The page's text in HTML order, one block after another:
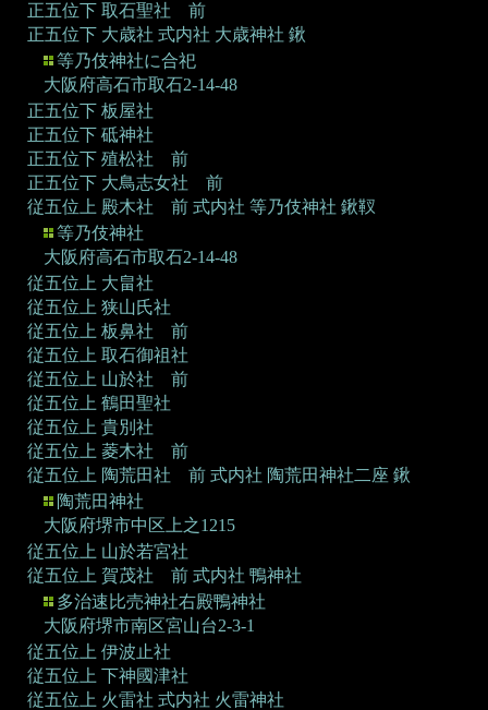
正五位下 取石聖社 前
正五位下 大歳社 式内社 大歳神社 鍬
等乃伎神社に合祀
大阪府高石市取石2-14-48
正五位下 板屋社
正五位下 砥神社
正五位下 殖松社 前
正五位下 大鳥志女社 前
従五位上 殿木社 前 式内社 等乃伎神社 鍬靫
等乃伎神社
大阪府高石市取石2-14-48
従五位上 大畠社
従五位上 狭山氏社
従五位上 板鼻社 前
従五位上 取石御祖社
従五位上 山於社 前
従五位上 鶴田聖社
従五位上 貴別社
従五位上 菱木社 前
従五位上 陶荒田社 前 式内社 陶荒田神社二座 鍬
陶荒田神社
大阪府堺市中区上之1215
従五位上 山於若宮社
従五位上 賀茂社 前 式内社 鴨神社
多治速比売神社右殿鴨神社
大阪府堺市南区宮山台2-3-1
従五位上 伊波止社
従五位上 下神國津社
従五位上 火雷社 式内社 火雷神社